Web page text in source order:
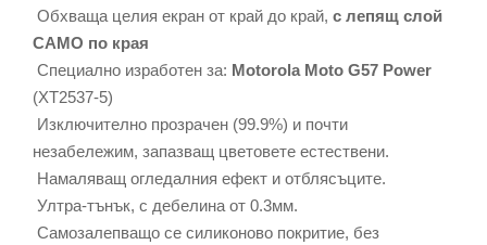
Обхваща целия екран от край до край, с лепящ слой
САМО по края
Специално изработен за: Motorola Moto G57 Power
(XT2537-5)
Изключително прозрачен (99.9%) и почти
незабележим, запазващ цветовете естествени.
Намаляващ огледалния ефект и отблясъците.
Ултра-тънък, с дебелина от 0.3мм.
Самозалепващо се силиконово покритие, без